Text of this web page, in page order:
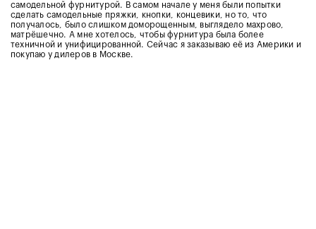
самодельной фурнитурой. В самом начале у меня были попытки
сделать самодельные пряжки, кнопки, концевики, но то, что
получалось, было слишком доморощенным, выглядело махрово,
матрёшечно. А мне хотелось, чтобы фурнитура была более
техничной и унифицированной. Сейчас я заказываю её из Америки и
покупаю у дилеров в Москве.